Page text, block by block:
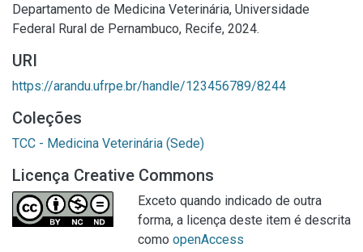
Departamento de Medicina Veterinária, Universidade
Federal Rural de Pernambuco, Recife, 2024.
URI
https://arandu.ufrpe.br/handle/123456789/8244
Coleções
TCC - Medicina Veterinária (Sede)
Licença Creative Commons
Exceto quando indicado de outra
forma, a licença deste item é descrita
como openAccess